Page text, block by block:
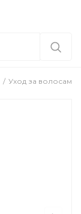
Уход за волосами